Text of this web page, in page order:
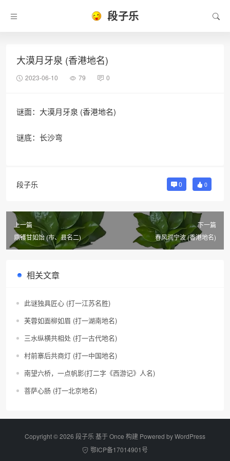
段子乐
大漠月牙泉 (香港地名)
2023-06-10 79 0
谜面：大漠月牙泉 (香港地名)
谜底：长沙弯
段子乐 0 0
上一篇
鼎镬甘如饴 (市、县名二)
下一篇
春风润宁波 (香港地名)
相关文章
此谜独具匠心 (打一江苏名胜)
芙蓉如面柳如眉 (打一湖南地名)
三水纵横共相处 (打一古代地名)
村前寨后共商灯 (打一中国地名)
南望六桥，一点帆影(打二字《西游记》人名)
菩萨心肠 (打一北京地名)
Copyright © 2026 段子乐 基于 Once 构建 Powered byWordPress
鄂ICP备17014901号